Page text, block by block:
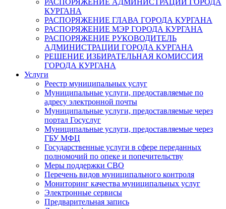
РАСПОРЯЖЕНИЕ АДМИНИСТРАЦИИ ГОРОДА
КУРГАНА
РАСПОРЯЖЕНИЕ ГЛАВА ГОРОДА КУРГАНА
РАСПОРЯЖЕНИЕ МЭР ГОРОДА КУРГАНА
РАСПОРЯЖЕНИЕ РУКОВОДИТЕЛЬ
АДМИНИСТРАЦИИ ГОРОДА КУРГАНА
РЕШЕНИЕ ИЗБИРАТЕЛЬНАЯ КОМИССИЯ
ГОРОДА КУРГАНА
Услуги
Реестр муниципальных услуг
Муниципальные услуги, предоставляемые по
адресу электронной почты
Муниципальные услуги, предоставляемые через
портал Госуслуг
Муниципальные услуги, предоставляемые через
ГБУ МФЦ
Государственные услуги в сфере переданных
полномочий по опеке и попечительству
Меры поддержки СВО
Перечень видов муниципального контроля
Мониторинг качества муниципальных услуг
Электронные сервисы
Предварительная запись